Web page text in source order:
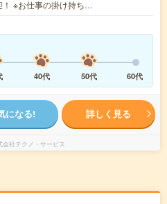
※お仕事の掛け持ち…
40代 50代 60代
になる! 詳しく見る
会社テクノ・サービス